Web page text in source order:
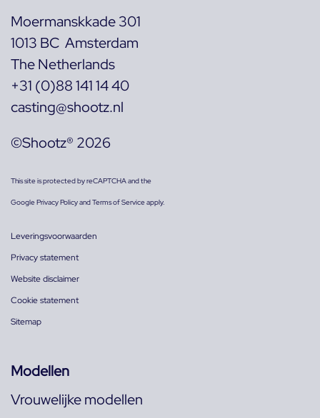
Moermanskkade 301
1013 BC Amsterdam
The Netherlands
+31 (0)88 141 14 40
casting@shootz.nl
©Shootz® 2026
This site is protected by reCAPTCHA and the
GooglePrivacy PolicyandTerms of Serviceapply.
Leveringsvoorwaarden
Privacy statement
Website disclaimer
Cookie statement
Sitemap
Modellen
Vrouwelijke modellen